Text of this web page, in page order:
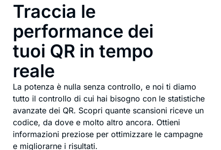
Traccia le
performance dei
tuoi QR in tempo
reale
La potenza è nulla senza controllo, e noi ti diamo
tutto il controllo di cui hai bisogno con le statistiche
avanzate dei QR. Scopri quante scansioni riceve un
codice, da dove e molto altro ancora. Ottieni
informazioni preziose per ottimizzare le campagne
e migliorarne i risultati.